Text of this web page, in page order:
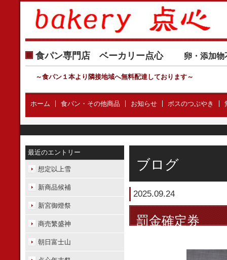
食パン専門店 ベーカリー点心 卵・添加
～食パン１本より隣接地域へ無料配達しております～
ホーム 食パン・その他商品 お知らせ ボスのつぶやき
ブログ
2025.09.24
罰金確定券
最近のエントリー
想定以上雪
新商品候補
新宮御燈祭
商売繁盛神
朝日富士山